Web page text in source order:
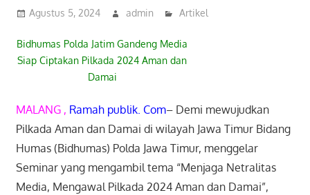
Agustus 5, 2024 admin Artikel
Bidhumas Polda Jatim Gandeng Media
Siap Ciptakan Pilkada 2024 Aman dan
Damai
MALANG , Ramah publik. Com– Demi mewujudkan
Pilkada Aman dan Damai di wilayah Jawa Timur Bidang
Humas (Bidhumas) Polda Jawa Timur, menggelar
Seminar yang mengambil tema “Menjaga Netralitas
Media, Mengawal Pilkada 2024 Aman dan Damai”,